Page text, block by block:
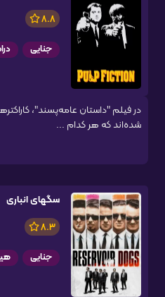
8.8
جنایی
در فیلم "داستان عامه‌پسند"،
شده‌اند که هر کدام ...
سگهای انباری
8.3
جنایی